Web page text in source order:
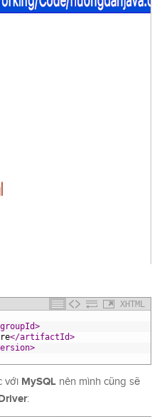
XHTML
</artifactId>
với MySQL nên mình cũng sẽ
: